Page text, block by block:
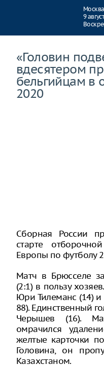
Москва
9
«Головин
вдесятером
бельгийцам в
2020
Сборная России
старте
Европы по футболу
Матч в Брюсселе
(2:1) в пользу
Юри Тилеманс (14) и
88). Единственный
Черышев (16).
омрачился
желтые карточки
Головина, он
Казахстаном.